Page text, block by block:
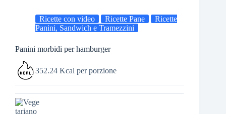
Ricette con video Ricette Pane
Ricette
Panini, Sandwich e Tramezzini
Panini morbidi per hamburger
352.24 Kcal per porzione